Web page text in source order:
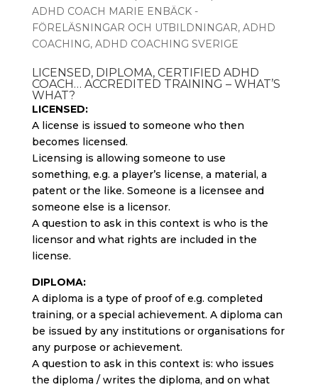
ADHD COACH MARIE ENBÄCK -
FÖRELÄSNINGAR OCH UTBILDNINGAR, ADHD
COACHING, ADHD COACHING SVERIGE
LICENSED, DIPLOMA, CERTIFIED ADHD
COACH… ACCREDITED TRAINING – WHAT’S
WHAT?
LICENSED:
A license is issued to someone who then
becomes licensed.
Licensing is allowing someone to use
something, e.g. a player’s license, a material, a
patent or the like. Someone is a licensee and
someone else is a licensor.
A question to ask in this context is who is the
licensor and what rights are included in the
license.
DIPLOMA:
A diploma is a type of proof of e.g. completed
training, or a special achievement. A diploma can
be issued by any institutions or organisations for
any purpose or achievement.
A question to ask in this context is: who issues
the diploma / writes the diploma, and on what